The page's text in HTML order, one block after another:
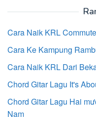
Cara Naik KRL
Cara Ke Kampung
Cara Naik KRL Dari
Chord Gitar Lagu It's
Chord Gitar Lagu Hai
Nam